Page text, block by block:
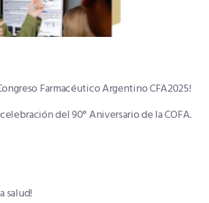
Farmacéutico Argentino CFA2025!
del 90° Aniversario de la COFA.
salud!